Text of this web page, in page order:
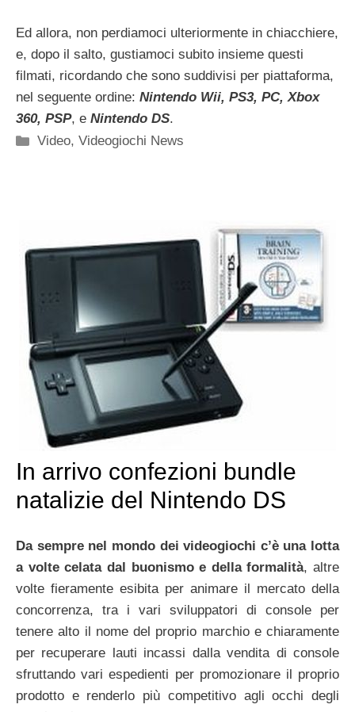
Ed allora, non perdiamoci ulteriormente in chiacchiere,
e, dopo il salto, gustiamoci subito insieme questi
filmati, ricordando che sono suddivisi per piattaforma,
nel seguente ordine: Nintendo Wii, PS3, PC, Xbox
360, PSP, e Nintendo DS.
Categorie
Video,Videogiochi News
In arrivo confezioni bundle
natalizie del Nintendo DS
Da sempre nel mondo dei videogiochi c’è una lotta
a volte celata dal buonismo e della formalità, altre
volte fieramente esibita per animare il mercato della
concorrenza, tra i vari sviluppatori di console per
tenere alto il nome del proprio marchio e chiaramente
per recuperare lauti incassi dalla vendita di console
sfruttando vari espedienti per promozionare il proprio
prodotto e renderlo più competitivo agli occhi degli